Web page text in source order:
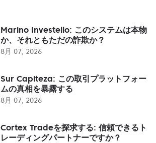
Marino Investello: このシステムは本物
か、それともただの詐欺か？
8月 07, 2026
Sur Capiteza: この取引プラットフォー
ムの真相を暴露する
8月 07, 2026
Cortex Tradeを探求する: 信頼できるト
レーディングパートナーですか？